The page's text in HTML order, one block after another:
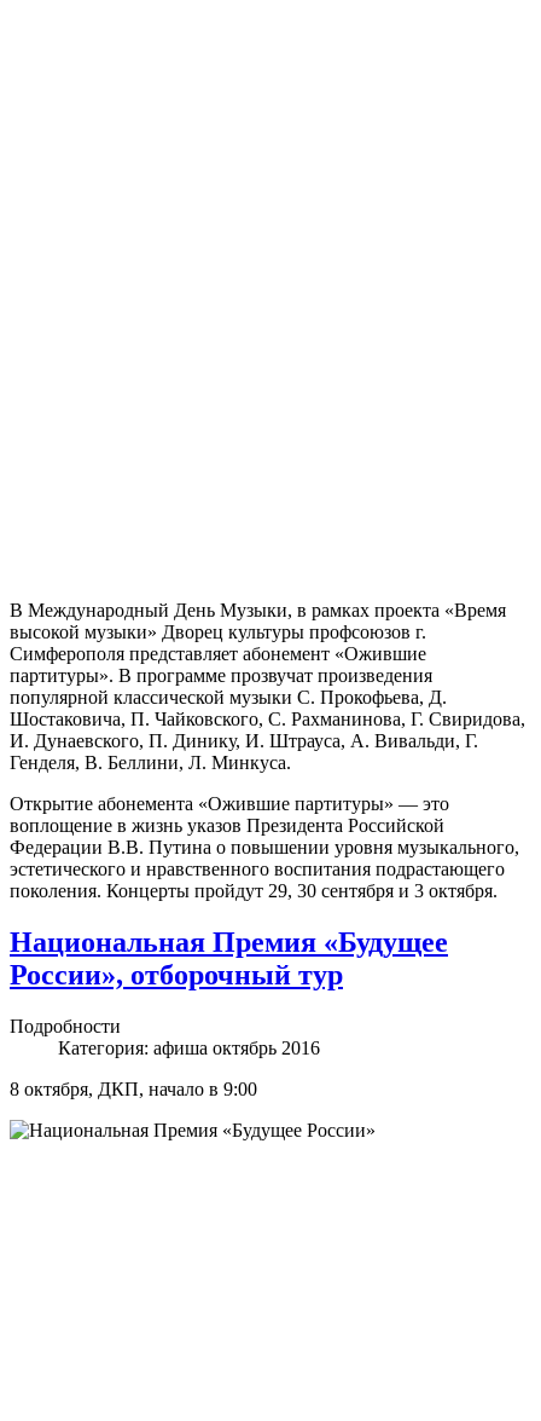
В Международный День Музыки, в рамках проекта «Время
высокой музыки» Дворец культуры профсоюзов г.
Симферополя представляет абонемент «Ожившие
партитуры». В программе прозвучат произведения
популярной классической музыки С. Прокофьева, Д.
Шостаковича, П. Чайковского, С. Рахманинова, Г. Свиридова,
И. Дунаевского, П. Динику, И. Штрауса, А. Вивальди, Г.
Генделя, В. Беллини, Л. Минкуса.
Открытие абонемента «Ожившие партитуры» — это
воплощение в жизнь указов Президента Российской
Федерации В.В. Путина о повышении уровня музыкального,
эстетического и нравственного воспитания подрастающего
поколения. Концерты пройдут 29, 30 сентября и 3 октября.
Национальная Премия «Будущее
России», отборочный тур
Подробности
Категория: афиша октябрь 2016
8 октября, ДКП, начало в 9:00